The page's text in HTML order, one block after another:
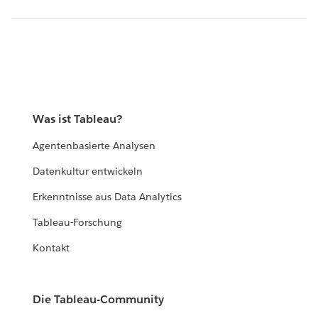
Was ist Tableau?
Agentenbasierte Analysen
Datenkultur entwickeln
Erkenntnisse aus Data Analytics
Tableau-Forschung
Kontakt
Die Tableau-Community